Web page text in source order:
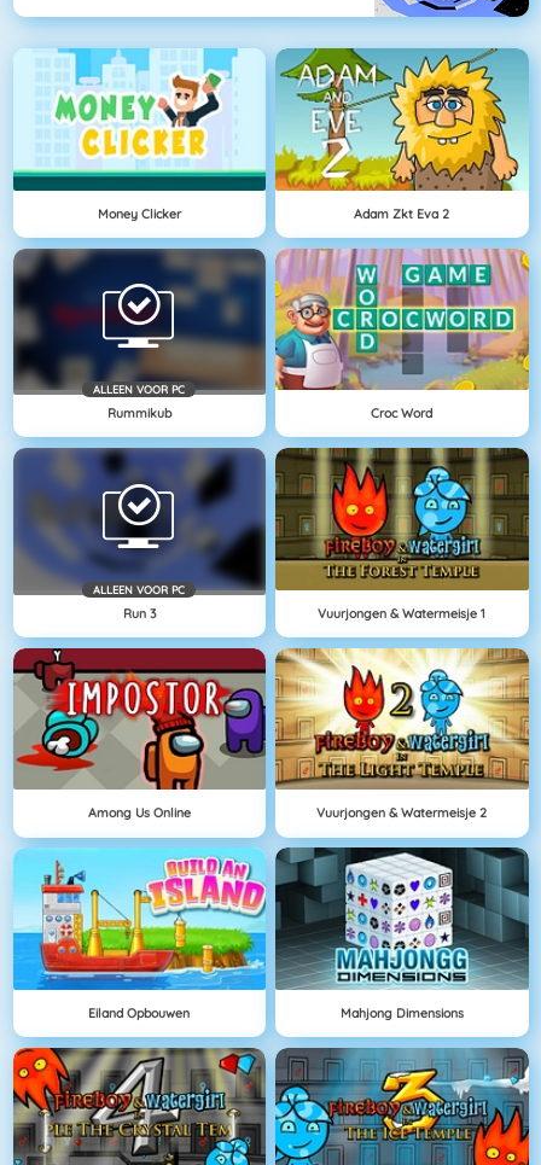
Money Clicker Adam Zkt Eva 2
ALLEEN VOOR PC
Rummikub Croc Word
ALLEEN VOOR PC
Run 3 Vuurjongen & Watermeisje 1
Among Us Online Vuurjongen & Watermeisje 2
Eiland Opbouwen Mahjong Dimensions